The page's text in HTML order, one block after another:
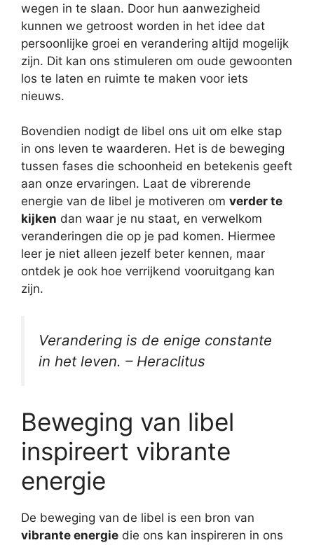
wegen in te slaan. Door hun aanwezigheid
kunnen we getroost worden in het idee dat
persoonlijke groei en verandering altijd mogelijk
zijn. Dit kan ons stimuleren om oude gewoonten
los te laten en ruimte te maken voor iets
nieuws.
Bovendien nodigt de libel ons uit om elke stap
in ons leven te waarderen. Het is de beweging
tussen fases die schoonheid en betekenis geeft
aan onze ervaringen. Laat de vibrerende
energie van de libel je motiveren om verder te
kijken dan waar je nu staat, en verwelkom
veranderingen die op je pad komen. Hiermee
leer je niet alleen jezelf beter kennen, maar
ontdek je ook hoe verrijkend vooruitgang kan
zijn.
Verandering is de enige constante
in het leven. – Heraclitus
Beweging van libel
inspireert vibrante
energie
De beweging van de libel is een bron van
vibrante energie die ons kan inspireren in ons